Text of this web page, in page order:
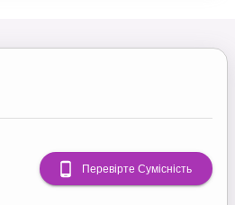
Перевірте Сумісність